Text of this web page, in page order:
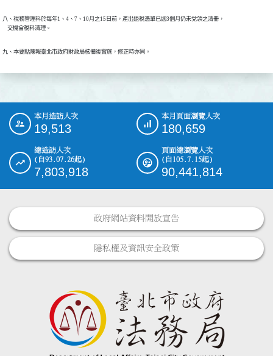
八、稅務管理科於每年1、4、7、10月之15日前，產出退稅憑單已逾3個月仍未兌領之清冊，
    交機會稅科清理。
九、本要點陳報臺北市政府財政局核備後實施，修正時亦同。
::: 本月造訪人次
19,513
本月頁面瀏覽人次
180,659
總造訪人次
(自93.07.26起)
7,803,918
頁面總瀏覽人次
(自105.7.15起)
90,441,814
政府網站資料開放宣告
隱私權及資訊安全政策